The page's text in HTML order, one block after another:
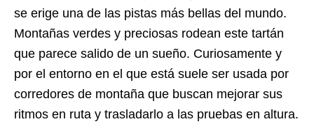
se erige una de las pistas más bellas del mundo.
Montañas verdes y preciosas rodean este tartán
que parece salido de un sueño. Curiosamente y
por el entorno en el que está suele ser usada por
corredores de montaña que buscan mejorar sus
ritmos en ruta y trasladarlo a las pruebas en altura.